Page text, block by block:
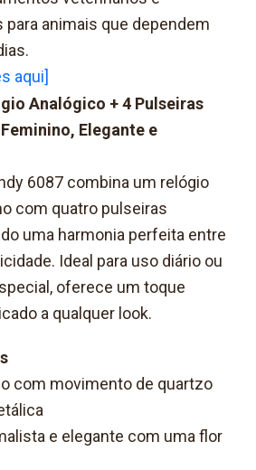
animais que dependem
aqui]
Analógico + 4 Pulseiras
Elegante e
6087 combina um relógio
com quatro pulseiras
uma harmonia perfeita entre
Ideal para uso diário ou
oferece um toque
a qualquer look.
com movimento de quartzo
e elegante com uma flor